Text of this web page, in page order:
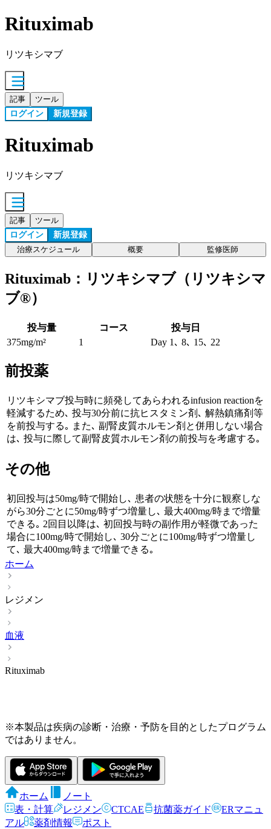
Rituximab
リツキシマブ
記事 ツール
ログイン 新規登録
Rituximab
リツキシマブ
記事 ツール
ログイン 新規登録
治療スケジュール 概要 監修医師
Rituximab：リツキシマブ（リツキシマ
ブ®）
投与量 コース
投与日
375mg/m²
1 Day 1､ 8､ 15､ 22
前投薬
リツキシマブ投与時に頻発してあらわれるinfusion reactionを
軽減するため､ 投与30分前に抗ヒスタミン剤､ 解熱鎮痛剤等
を前投与する｡ また､ 副腎皮質ホルモン剤と併用しない場合
は､ 投与に際して副腎皮質ホルモン剤の前投与を考慮する｡
その他
初回投与は50mg/時で開始し､ 患者の状態を十分に観察しな
がら30分ごとに50mg/時ずつ増量し､ 最大400mg/時まで増量
できる｡ 2回目以降は､ 初回投与時の副作用が軽微であった
場合に100mg/時で開始し､ 30分ごとに100mg/時ずつ増量し
て､ 最大400mg/時まで増量できる｡
ホーム
レジメン
血液
Rituximab
※本製品は疾病の診断・治療・予防を目的としたプログラム
ではありません。
ホーム
ノート
表・計算
レジメン CTCAE 抗菌薬ガイド
ERマニュ
アル
薬剤情報 ポスト